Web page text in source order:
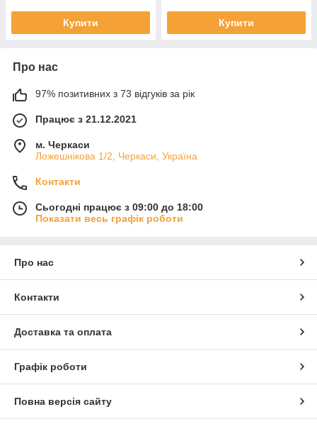
Купити Купити
Про нас
97% позитивних з 73 відгуків за рік
Працює з 21.12.2021
м. Черкаси
Ложешнікова 1/2, Черкаси, Україна
Контакти
Сьогодні працює з 09:00 до 18:00
Показати весь графік роботи
Про нас
Контакти
Доставка та оплата
Графік роботи
Повна версія сайту